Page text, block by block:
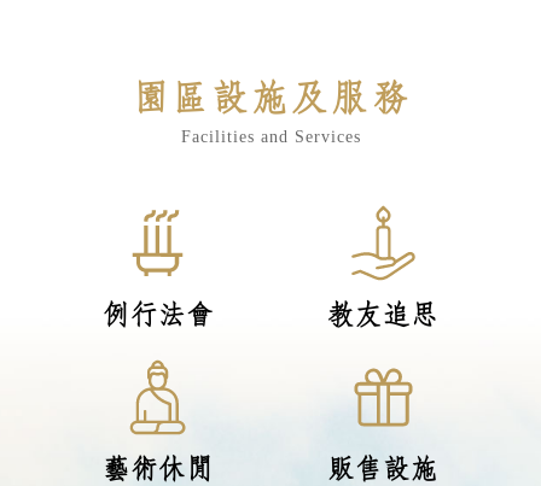
園區設施及服務
Facilities and Services
例行法會 教友追思
藝術休閒 販售設施